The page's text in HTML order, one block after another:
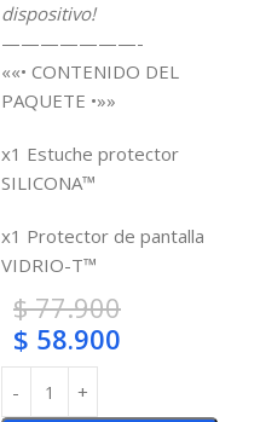
dispositivo!
———————-
««• CONTENIDO DEL
PAQUETE •»»
x1 Estuche protector
SILICONA™
x1 Protector de pantalla
VIDRIO-T™
$77.900
$ 58.900